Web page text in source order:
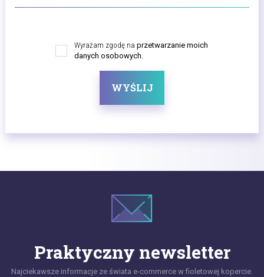
Wyrażam zgodę na przetwarzanie moich
danych osobowych.
WYŚLIJ
Praktyczny newsletter
Najciekawsze informacje ze świata e-commerce w fioletowej kopercie.